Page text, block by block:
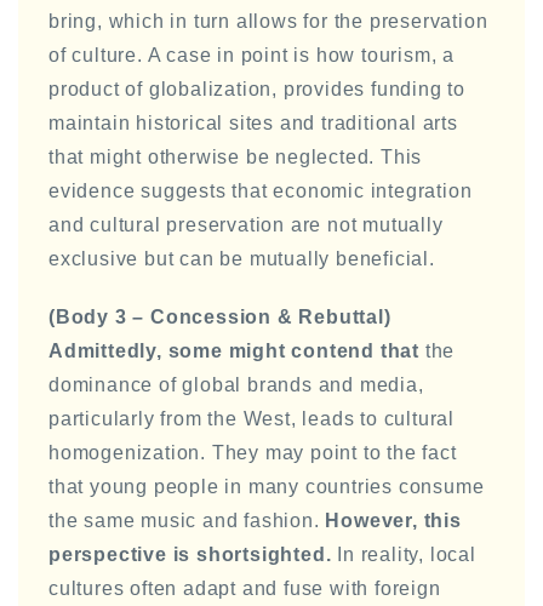
bring, which in turn allows for the preservation
of culture. A case in point is how tourism, a
product of globalization, provides funding to
maintain historical sites and traditional arts
that might otherwise be neglected. This
evidence suggests that economic integration
and cultural preservation are not mutually
exclusive but can be mutually beneficial.
(Body 3 – Concession & Rebuttal)
Admittedly, some might contend that the
dominance of global brands and media,
particularly from the West, leads to cultural
homogenization. They may point to the fact
that young people in many countries consume
the same music and fashion. However, this
perspective is shortsighted. In reality, local
cultures often adapt and fuse with foreign